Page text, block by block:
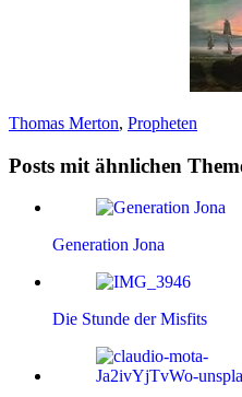
Thomas Merton, Propheten
Posts mit ähnlichen
Generation Jona
Die Stunde der Misfits